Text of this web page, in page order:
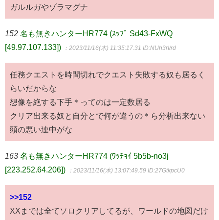
ガルルガやゾラマグナ
152 名も無きハンターHR774 (ｽｯﾌﾟ Sd43-FxWQ
[49.97.107.133])
：2023/11/16(木) 11:35:17.31 ID:NUh3rI/rd
任務クエストを時間切れでクエスト失敗する奴も居るく
らいだからな
想像を絶する下手＊ってのは一定数居る
クリア出来る奴と自分とで何が違うの＊ら分析出来ない
頭の悪い連中がな
163 名も無きハンターHR774 (ﾜｯﾁｮｲ 5b5b-no3j
[223.252.64.206])
：2023/11/16(木) 13:07:49.59 ID:27GtkpcU0
>>152
XXまでは全てソロクリアしてるが、ワールドの地図だけ